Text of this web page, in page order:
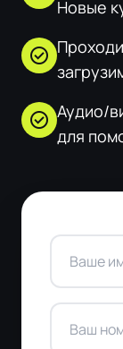
Новые
check_circle
check_circle Аудио/
для